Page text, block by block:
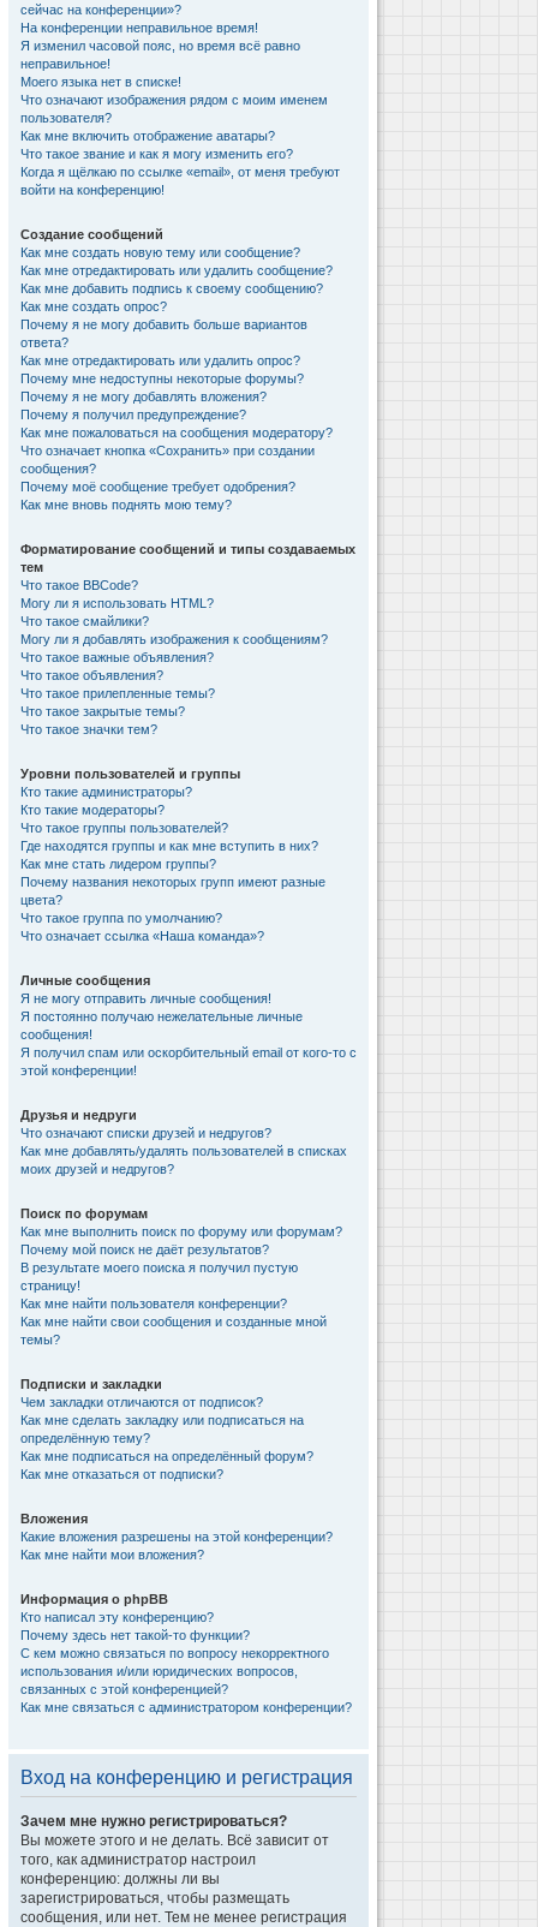
сейчас на конференции»?
На конференции неправильное время!
Я изменил часовой пояс, но время всё равно
неправильное!
Моего языка нет в списке!
Что означают изображения рядом с моим именем
пользователя?
Как мне включить отображение аватары?
Что такое звание и как я могу изменить его?
Когда я щёлкаю по ссылке «email», от меня требуют
войти на конференцию!
Создание сообщений
Как мне создать новую тему или сообщение?
Как мне отредактировать или удалить сообщение?
Как мне добавить подпись к своему сообщению?
Как мне создать опрос?
Почему я не могу добавить больше вариантов
ответа?
Как мне отредактировать или удалить опрос?
Почему мне недоступны некоторые форумы?
Почему я не могу добавлять вложения?
Почему я получил предупреждение?
Как мне пожаловаться на сообщения модератору?
Что означает кнопка «Сохранить» при создании
сообщения?
Почему моё сообщение требует одобрения?
Как мне вновь поднять мою тему?
Форматирование сообщений и типы создаваемых
тем
Что такое BBCode?
Могу ли я использовать HTML?
Что такое смайлики?
Могу ли я добавлять изображения к сообщениям?
Что такое важные объявления?
Что такое объявления?
Что такое прилепленные темы?
Что такое закрытые темы?
Что такое значки тем?
Уровни пользователей и группы
Кто такие администраторы?
Кто такие модераторы?
Что такое группы пользователей?
Где находятся группы и как мне вступить в них?
Как мне стать лидером группы?
Почему названия некоторых групп имеют разные
цвета?
Что такое группа по умолчанию?
Что означает ссылка «Наша команда»?
Личные сообщения
Я не могу отправить личные сообщения!
Я постоянно получаю нежелательные личные
сообщения!
Я получил спам или оскорбительный email от кого-то с
этой конференции!
Друзья и недруги
Что означают списки друзей и недругов?
Как мне добавлять/удалять пользователей в списках
моих друзей и недругов?
Поиск по форумам
Как мне выполнить поиск по форуму или форумам?
Почему мой поиск не даёт результатов?
В результате моего поиска я получил пустую
страницу!
Как мне найти пользователя конференции?
Как мне найти свои сообщения и созданные мной
темы?
Подписки и закладки
Чем закладки отличаются от подписок?
Как мне сделать закладку или подписаться на
определённую тему?
Как мне подписаться на определённый форум?
Как мне отказаться от подписки?
Вложения
Какие вложения разрешены на этой конференции?
Как мне найти мои вложения?
Информация о phpBB
Кто написал эту конференцию?
Почему здесь нет такой-то функции?
С кем можно связаться по вопросу некорректного
использования и/или юридических вопросов,
связанных с этой конференцией?
Как мне связаться с администратором конференции?
Вход на конференцию и регистрация
Зачем мне нужно регистрироваться?
Вы можете этого и не делать. Всё зависит от
того, как администратор настроил
конференцию: должны ли вы
зарегистрироваться, чтобы размещать
сообщения, или нет. Тем не менее регистрация